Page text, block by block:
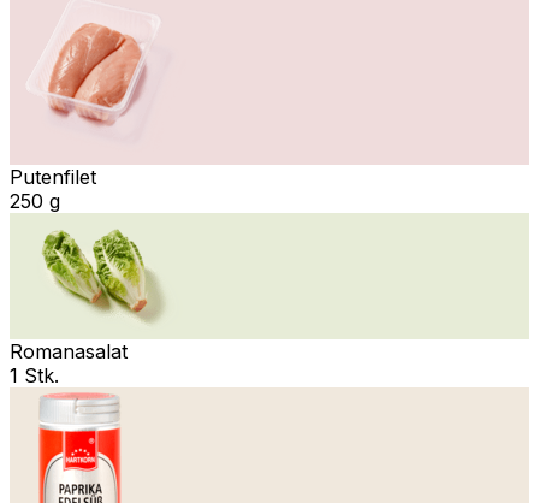
Putenfilet
250 g
Romanasalat
1 Stk.